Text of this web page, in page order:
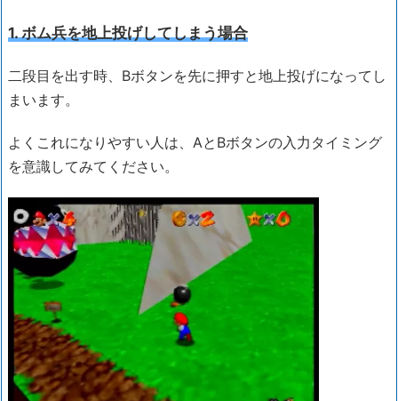
1. ボム兵を地上投げしてしまう場合
二段目を出す時、Bボタンを先に押すと地上投げになってし
まいます。
よくこれになりやすい人は、AとBボタンの入力タイミング
を意識してみてください。